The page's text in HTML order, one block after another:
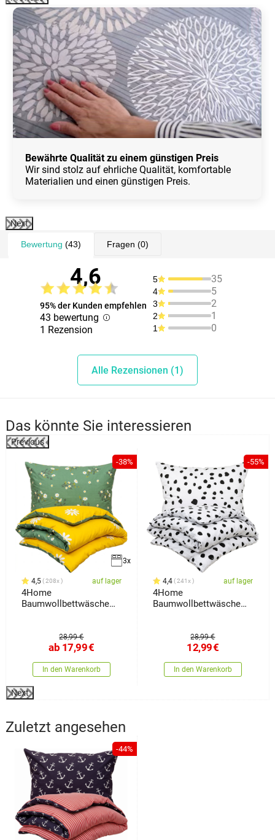
Bewährte Qualität zu einem günstigen Preis
Wir sind stolz auf ehrliche Qualität, komfortable
Materialien und einen günstigen Preis.
Next
Bewertung (43) Fragen (0)
4,6
95% der Kunden empfehlen
43 bewertung
1 Rezension
5 35
4 5
3 2
2 1
1 0
Alle Rezensionen (1)
Das könnte Sie interessieren
Previous
-38%
3x
4,5 208x auf lager
4Home
Baumwollbettwäsche
28,99 €
ab 17,99€
In den Warenkorb
-55%
4,4 241x auf lager
4Home
Baumwollbettwäsche
28,99 €
12,99€
In den Warenkorb
Next
Zuletzt angesehen
-44%